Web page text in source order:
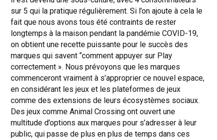
sur 5 qui la pratique régulièrement. Si l’on ajoute à cela le
fait que nous avons tous été contraints de rester
longtemps à la maison pendant la pandémie COVID-19,
on obtient une recette puissante pour le succès des
marques qui savent “comment appuyer sur Play
correctement ». Nous prévoyons que les marques
commenceront vraiment à s’approprier ce nouvel espace,
en considérant les jeux et les plateformes de jeux
comme des extensions de leurs écosystèmes sociaux.
Des jeux comme Animal Crossing ont ouvert une
multitude d’options aux marques pour s’adresser à leur
public, qui passe de plus en plus de temps dans ces